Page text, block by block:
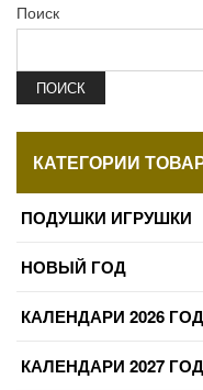
Поиск
ПОИСК
КАТЕГОРИИ
ПОДУШКИ ИГРУШКИ
НОВЫЙ ГОД
КАЛЕНДАРИ 2026 ГОД
КАЛЕНДАРИ 2027 ГОД